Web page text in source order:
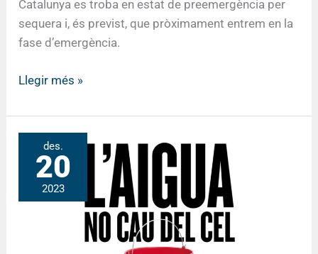
Catalunya es troba en estat de preemergència per
sequera i, és previst, que pròximament entrem en la
fase d’emergència.
Llegir més »
des.
20
2023
2023
Emergència
per